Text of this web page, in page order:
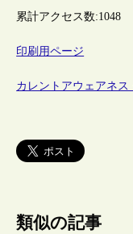
累計アクセス数:1048
印刷用ページ
カレントアウェアネス
類似の記事